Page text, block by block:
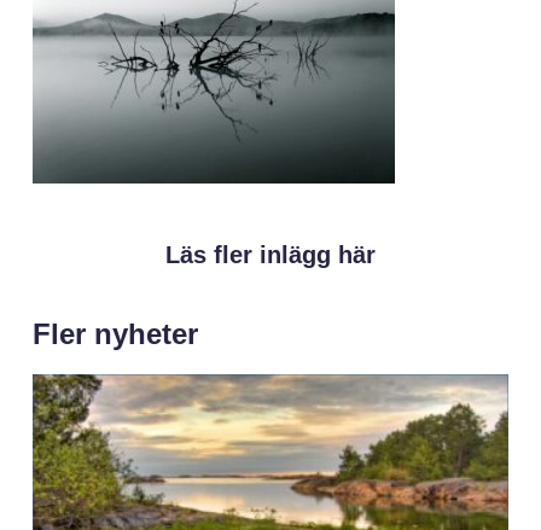
Läs fler inlägg här
Fler nyheter